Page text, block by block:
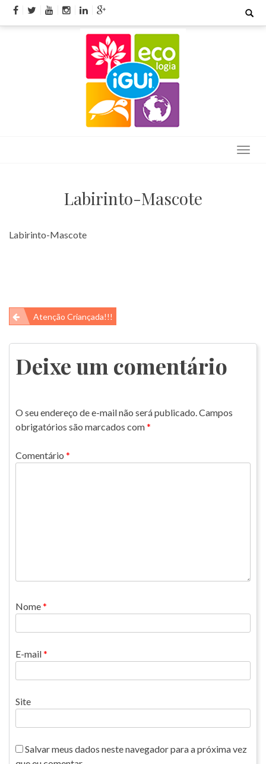
Skip
Search
Labirinto-Mascote
Labirinto-Mascote
Navegação
de
Post
Atenção Criançada!!!
Deixe um comentário
O seu endereço de e-mail não será publicado.Campos
obrigatórios são marcados com*
Comentário *
Nome*
E-mail*
Site
Salvar meus dados neste navegador para a próxima vez